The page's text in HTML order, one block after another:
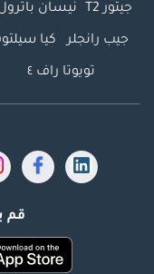
جيتور T2 نيسان
جيب رانجلر كيا
تويوتا راف ٤
قم